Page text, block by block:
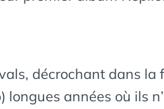
décrochant dans
années où ils